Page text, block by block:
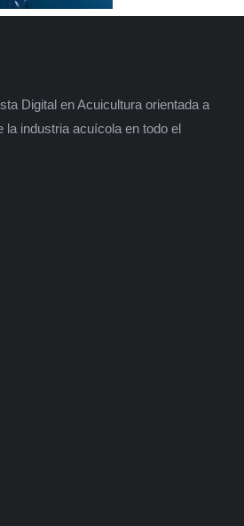
Digital en Acuicultura orientada a
la industria acuícola en todo el